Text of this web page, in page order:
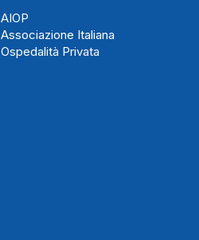
AIOP
Associazione Italiana
Ospedalità Privata